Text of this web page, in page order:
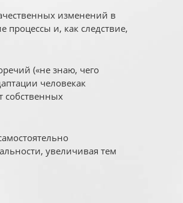
изменений в
процессы и, как следствие,
(«не знаю, чего
человекак
собственных
увеличивая тем